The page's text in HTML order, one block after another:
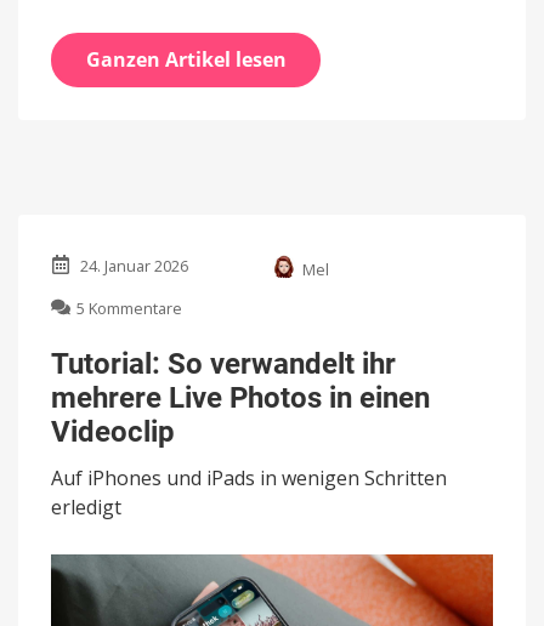
Ganzen Artikel lesen
24. Januar 2026
Mel
5 Kommentare
So
verwandelt
ihr
Photos
in
Tutorial: So verwandelt ihr
mehrere Live Photos in einen
Videoclip
Auf iPhones und iPads in wenigen Schritten
erledigt